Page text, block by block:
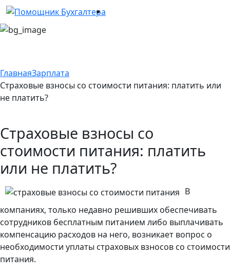
ГлавнаяЗарплата
Страховые взносы со стоимости питания: платить или
не платить?
Страховые взносы со
стоимости питания: платить
или не платить?
В
компаниях, только недавно решивших обеспечивать
сотрудников бесплатным питанием либо выплачивать
компенсацию расходов на него, возникает вопрос о
необходимости уплаты страховых взносов со стоимости
питания.